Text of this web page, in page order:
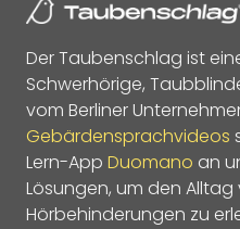
Der Taubenschlag ist
Schwerhörige,
vom Berliner
Gebärdensprachvideos
Lern-App Duomano an
Lösungen, um den
Hörbehinderungen zu